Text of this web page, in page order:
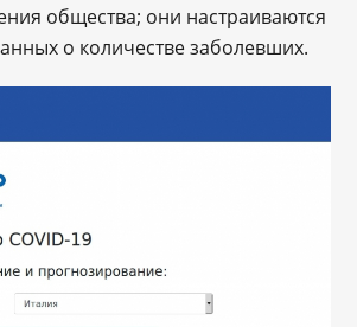
общества; они настраиваются
о количестве заболевших.